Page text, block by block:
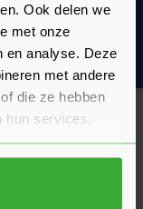
Ook delen we
met onze
en analyse. Deze
met andere
die ze hebben
services.
vragen over dit
alvast
kunt.
Neem dan
we helpen je